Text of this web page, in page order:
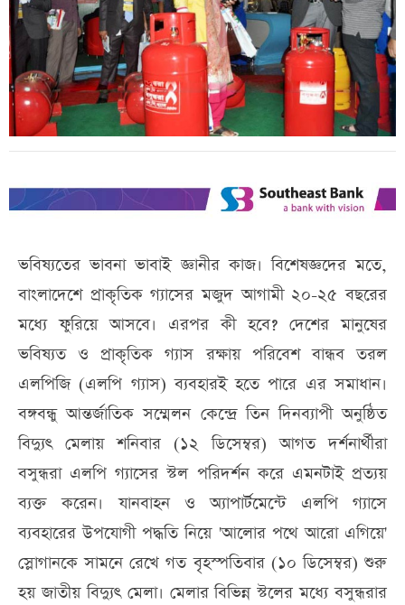
ভবিষ্যতের ভাবনা ভাবাই জ্ঞানীর কাজ। বিশেষজ্ঞদের মতে,
বাংলাদেশে প্রাকৃতিক গ্যাসের মজুদ আগামী ২০-২৫ বছরের
মধ্যে ফুরিয়ে আসবে। এরপর কী হবে? দেশের মানুষের
ভবিষ্যত ও প্রাকৃতিক গ্যাস রক্ষায় পরিবেশ বান্ধব তরল
এলপিজি (এলপি গ্যাস) ব্যবহারই হতে পারে এর সমাধান।
বঙ্গবন্ধু আন্তর্জাতিক সম্মেলন কেন্দ্রে তিন দিনব্যাপী অনুষ্ঠিত
বিদ্যুৎ মেলায় শনিবার (১২ ডিসেম্বর) আগত দর্শনার্থীরা
বসুন্ধরা এলপি গ্যাসের স্টল পরিদর্শন করে এমনটাই প্রত্যয়
ব্যক্ত করেন। যানবাহন ও অ্যাপার্টমেন্টে এলপি গ্যাসে
ব্যবহারের উপযোগী পদ্ধতি নিয়ে 'আলোর পথে আরো এগিয়ে'
স্লোগানকে সামনে রেখে গত বৃহস্পতিবার (১০ ডিসেম্বর) শুরু
হয় জাতীয় বিদ্যুৎ মেলা। মেলার বিভিন্ন স্টলের মধ্যে বসুন্ধরার